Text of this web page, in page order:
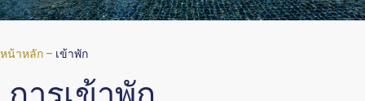
หน้าหลัก – เข้าพัก